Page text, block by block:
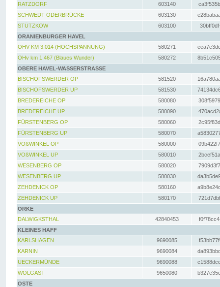
RATZDORF
603140
SCHWEDT-ODERBRÜCKE
603130
STÜTZKOW
603100
ORANIENBURGER HAVEL
OHV KM 3.014 (HOCHSPANNUNG)
580271
OHv km 1.467 (Blaues Wunder)
580272
OBERE HAVEL-WASSERSTRASSE
BISCHOFSWERDER OP
581520
BISCHOFSWERDER UP
581530
BREDEREICHE OP
580080
BREDEREICHE UP
580090
FÜRSTENBERG OP
580060
FÜRSTENBERG UP
580070
VOßWINKEL OP
580000
VOßWINKEL UP
580010
WESENBERG OP
580020
WESENBERG UP
580030
ZEHDENICK OP
580160
ZEHDENICK UP
580170
ORKE
DALWIGKSTHAL
42840453
KLEINES HAFF
KARLSHAGEN
9690085
KARNIN
9690084
UECKERMÜNDE
9690088
WOLGAST
9650080
OSTE